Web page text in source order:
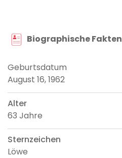
Biographische Fakten
Geburtsdatum
August 16, 1962
Alter
63 Jahre
Sternzeichen
Löwe